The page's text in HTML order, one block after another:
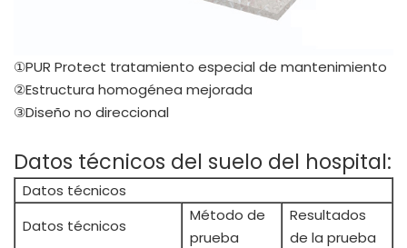
①PUR Protect tratamiento especial de mantenimiento
②Estructura homogénea mejorada
③Diseño no direccional
Datos técnicos del suelo del hospital:
Datos técnicos
Datos técnicos
Método de
prueba
Resultados
de la prueba